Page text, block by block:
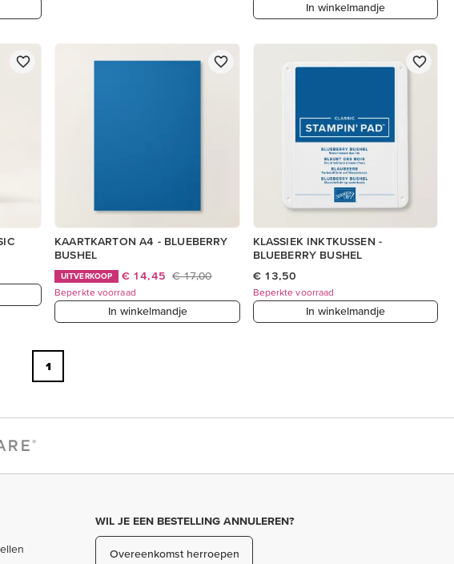
In winkelmandje
KAARTKARTON A4 - BLUEBERRY
BUSHEL
UITVERKOOP € 14,45 € 17,00
Beperkte voorraad
In winkelmandje
KLASSIEK INKTKUSSEN -
BLUEBERRY BUSHEL
€ 13,50
Beperkte voorraad
In winkelmandje
1
WIL JE EEN BESTELLING ANNULEREN?
Overeenkomst herroepen